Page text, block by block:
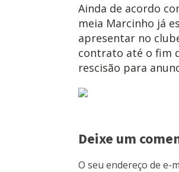
Ainda de acordo
meia Marcinho já
apresentar no
contrato até o fim
rescisão para
Deixe um
O seu endereço de e-